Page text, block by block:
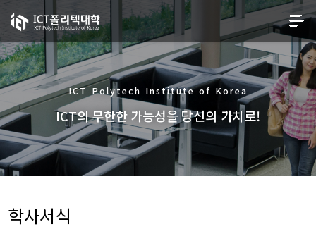
ICT Polytech Institute of Korea
ICT의 무한한 가능성을 당신의 가치로!
학사서식